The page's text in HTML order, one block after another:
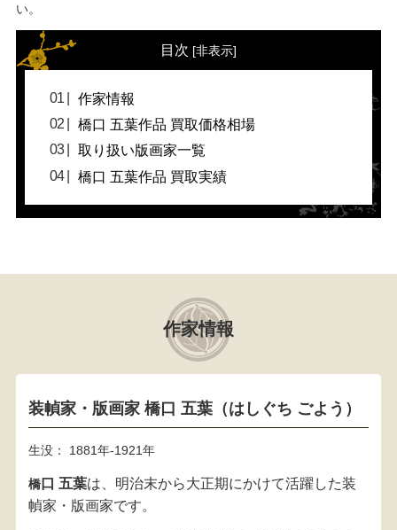
い。
目次 [非表示]
作家情報
橋口 五葉作品 買取価格相場
取り扱い版画家一覧
橋口 五葉作品 買取実績
作家情報
装幀家・版画家 橋口 五葉（はしぐち ごよう）
生没： 1881年-1921年
橋口 五葉は、明治末から大正期にかけて活躍した装
幀家・版画家です。